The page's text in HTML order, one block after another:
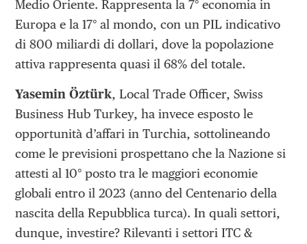
Medio Oriente. Rappresenta la 7° economia in
Europa e la 17° al mondo, con un PIL indicativo
di 800 miliardi di dollari, dove la popolazione
attiva rappresenta quasi il 68% del totale.
Yasemin Öztürk, Local Trade Officer, Swiss
Business Hub Turkey, ha invece esposto le
opportunità d’affari in Turchia, sottolineando
come le previsioni prospettano che la Nazione si
attesti al 10° posto tra le maggiori economie
globali entro il 2023 (anno del Centenario della
nascita della Repubblica turca). In quali settori,
dunque, investire? Rilevanti i settori ITC &